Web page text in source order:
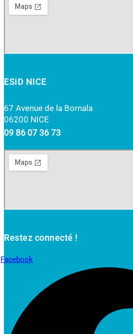
ESiD NICE
67 Avenue de la Bornala
06200 NICE
09 86 07 36 73
Restez connecté !
Facebook